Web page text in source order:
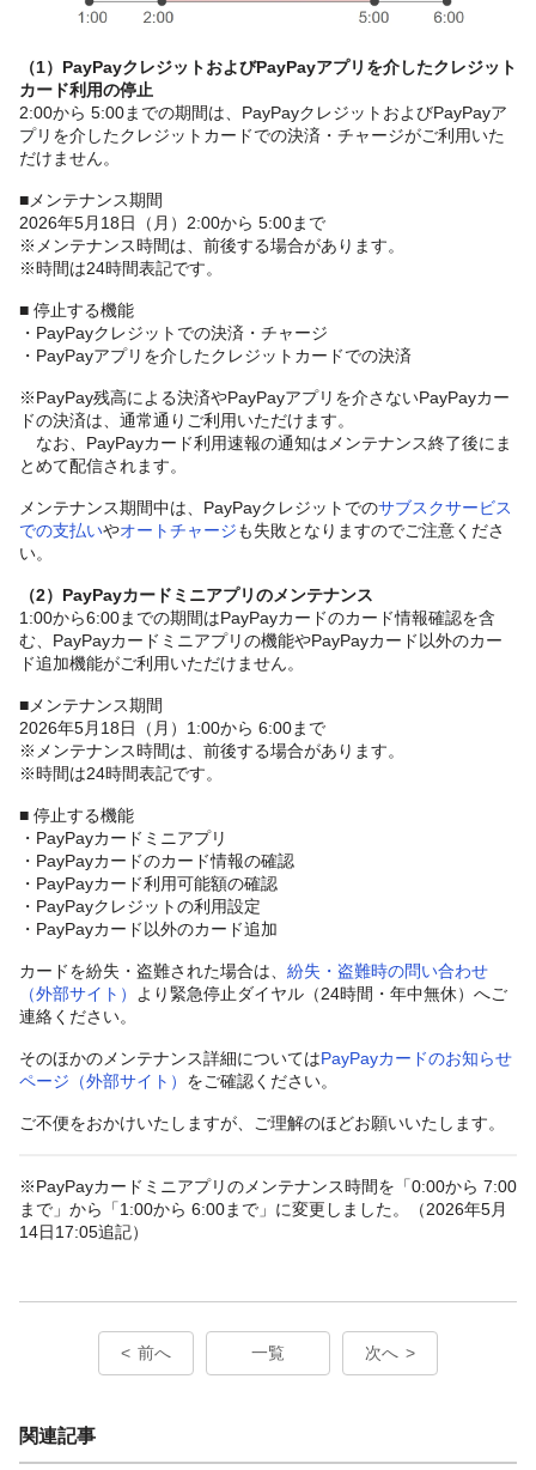
（1）PayPayクレジットおよびPayPayアプリを介したクレジット
カード利用の停止
2:00から 5:00までの期間は、PayPayクレジットおよびPayPayア
プリを介したクレジットカードでの決済・チャージがご利用いた
だけません。
■メンテナンス期間
2026年5月18日（月）2:00から 5:00まで
※メンテナンス時間は、前後する場合があります。
※時間は24時間表記です。
■ 停止する機能
・PayPayクレジットでの決済・チャージ
・PayPayアプリを介したクレジットカードでの決済
※PayPay残高による決済やPayPayアプリを介さないPayPayカー
ドの決済は、通常通りご利用いただけます。
なお、PayPayカード利用速報の通知はメンテナンス終了後にま
とめて配信されます。
メンテナンス期間中は、PayPayクレジットでのサブスクサービス
での支払いやオートチャージも失敗となりますのでご注意くださ
い。
（2）PayPayカードミニアプリのメンテナンス
1:00から6:00までの期間はPayPayカードのカード情報確認を含
む、PayPayカードミニアプリの機能やPayPayカード以外のカー
ド追加機能がご利用いただけません。
■メンテナンス期間
2026年5月18日（月）1:00から 6:00まで
※メンテナンス時間は、前後する場合があります。
※時間は24時間表記です。
■ 停止する機能
・PayPayカードミニアプリ
・PayPayカードのカード情報の確認
・PayPayカード利用可能額の確認
・PayPayクレジットの利用設定
・PayPayカード以外のカード追加
カードを紛失・盗難された場合は、 紛失・盗難時の問い合わせ
（外部サイト）
より緊急停止ダイヤル（24時間・年中無休）へご
連絡ください。
そのほかのメンテナンス詳細についてはPayPayカードのお知らせ
ページ（外部サイト） をご確認ください。
ご不便をおかけいたしますが、ご理解のほどお願いいたします。
※PayPayカードミニアプリのメンテナンス時間を「0:00から 7:00
まで」から「1:00から 6:00まで」に変更しました。（2026年5月
14日17:05追記）
前へ 一覧 次へ
関連記事